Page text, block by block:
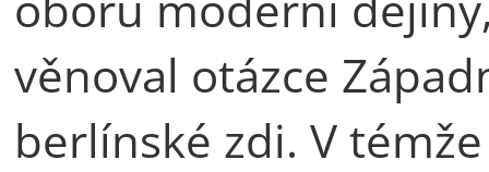
věnoval otázce
berlínské zdi. V